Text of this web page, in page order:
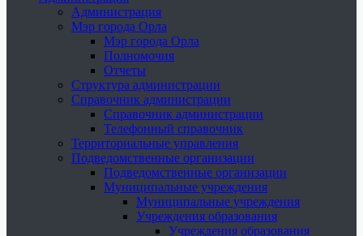
Администрация
Мэр города Орла
Мэр города Орла
Полномочия
Отчеты
Структура администрации
Справочник администрации
Справочник администрации
Телефонный справочник
Территориальные управления
Подведомственные организации
Подведомственные организации
Муниципальные учреждения
Муниципальные учреждения
Учреждения образования
Учреждения образования